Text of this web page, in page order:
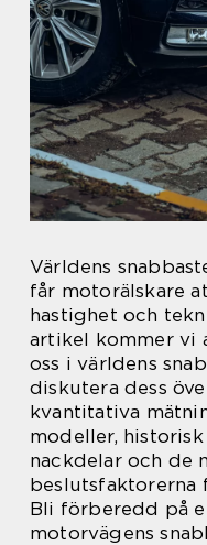
Världens
får motorälskare
hastighet och
artikel kommer vi
oss i världens
diskutera dess
kvantitativa
modeller,
nackdelar och de
beslutsfaktorerna
Bli förberedd på
motorvägens